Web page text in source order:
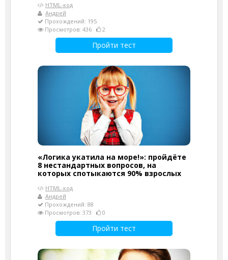
HTML-код
Андрей
Прохождений: 195
Просмотров: 436
2
Пройти тест
«Логика укатила на море!»: пройдёте
8 нестандартных вопросов, на
которых спотыкаются 90% взрослых
HTML-код
Андрей
Прохождений: 88
Просмотров: 373
0
Пройти тест